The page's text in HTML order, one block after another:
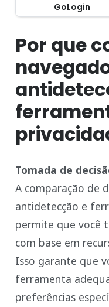
GoLogin
Por que
Tomada de
A comparação de
antidetecção e
permite que você
com base em
Isso garante que
ferramenta
preferências